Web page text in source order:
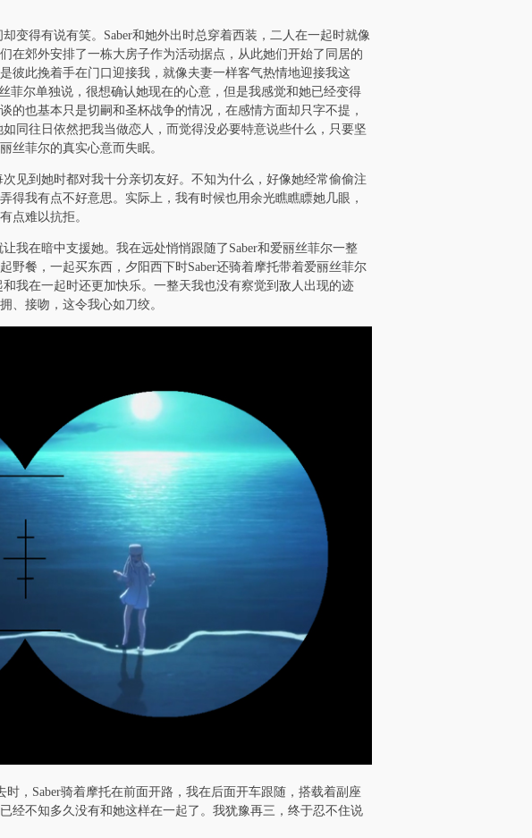
变得有说有笑。Saber和她外出时总穿着西装，二人在一起时就像
在郊外安排了一栋大房子作为活动据点，从此她们开始了同居的
彼此挽着手在门口迎接我，就像夫妻一样客气热情地迎接我这
菲尔单独说，很想确认她现在的心意，但是我感觉和她已经变得
的也基本只是切嗣和圣杯战争的情况，在感情方面却只字不提，
同往日依然把我当做恋人，而觉得没必要特意说些什么，只要坚
丝菲尔的真实心意而失眠。
见到她时都对我十分亲切友好。不知为什么，好像她经常偷偷注
我有点不好意思。实际上，我有时候也用余光瞧瞧瞟她几眼，
点难以抗拒。
我在暗中支援她。我在远处悄悄跟随了Saber和爱丽丝菲尔一整
野餐，一起买东西，夕阳西下时Saber还骑着摩托带着爱丽丝菲尔
我在一起时还更加快乐。一整天我也没有察觉到敌人出现的迹
、接吻，这令我心如刀绞。
，Saber骑着摩托在前面开路，我在后面开车跟随，搭载着副座
经不知多久没有和她这样在一起了。我犹豫再三，终于忍不住说